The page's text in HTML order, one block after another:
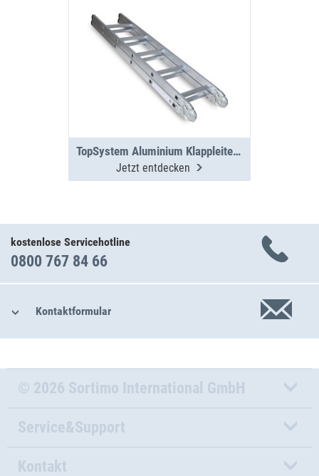
TopSystem Aluminium Klappleiter 3000 mm
Jetzt entdecken
kostenlose Servicehotline
0800 767 84 66
Kontaktformular
© 2026 Sortimo International GmbH
Service&Support
Kontakt